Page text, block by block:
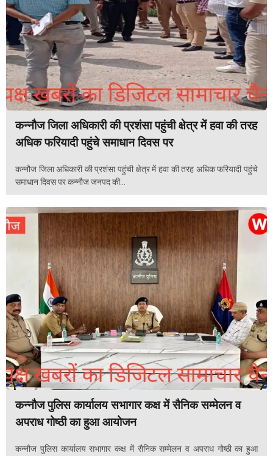
कन्नौज जिला अधिकारी की प्रशंसा पहुंची क्षेत्र में हवा की तरह
अधिक फरियादी पहुंचे समाधान दिवस पर
कन्नौज जिला अधिकारी की प्रशंसा पहुंची क्षेत्र में हवा की तरह अधिक फरियादी पहुंचे
समाधान दिवस पर कन्नौज जनपद की...
कन्नौज पुलिस कार्यालय सभागार कक्ष में सैनिक सम्मेलन व
अपराध गोष्ठी का हुआ आयोजन
कन्नौज पुलिस कार्यालय सभागार कक्ष में सैनिक सम्मेलन व अपराध गोष्ठी का हुआ